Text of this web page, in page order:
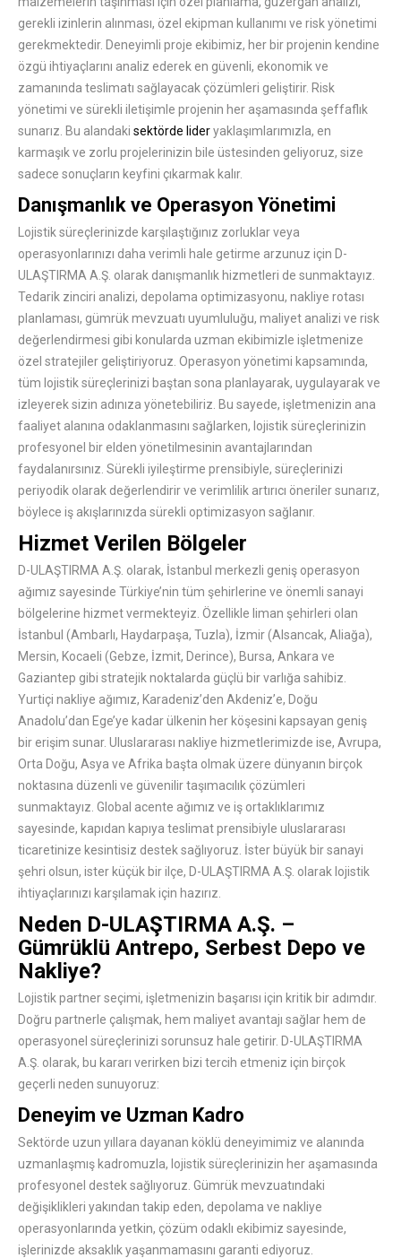
gerekli izinlerin alınması, özel ekipman kullanımı ve risk yönetimi
gerekmektedir. Deneyimli proje ekibimiz, her bir projenin kendine
özgü ihtiyaçlarını analiz ederek en güvenli, ekonomik ve
zamanında teslimatı sağlayacak çözümleri geliştirir. Risk
yönetimi ve sürekli iletişimle projenin her aşamasında şeffaflık
sunarız. Bu alandaki sektörde lideryaklaşımlarımızla, en
karmaşık ve zorlu projelerinizin bile üstesinden geliyoruz, size
sadece sonuçların keyfini çıkarmak kalır.
Danışmanlık ve Operasyon Yönetimi
Lojistik süreçlerinizde karşılaştığınız zorluklar veya
operasyonlarınızı daha verimli hale getirme arzunuz için D-
ULAŞTIRMA A.Ş. olarak danışmanlık hizmetleri de sunmaktayız.
Tedarik zinciri analizi, depolama optimizasyonu, nakliye rotası
planlaması, gümrük mevzuatı uyumluluğu, maliyet analizi ve risk
değerlendirmesi gibi konularda uzman ekibimizle işletmenize
özel stratejiler geliştiriyoruz. Operasyon yönetimi kapsamında,
tüm lojistik süreçlerinizi baştan sona planlayarak, uygulayarak ve
izleyerek sizin adınıza yönetebiliriz. Bu sayede, işletmenizin ana
faaliyet alanına odaklanmasını sağlarken, lojistik süreçlerinizin
profesyonel bir elden yönetilmesinin avantajlarından
faydalanırsınız. Sürekli iyileştirme prensibiyle, süreçlerinizi
periyodik olarak değerlendirir ve verimlilik artırıcı öneriler sunarız,
böylece iş akışlarınızda sürekli optimizasyon sağlanır.
Hizmet Verilen Bölgeler
D-ULAŞTIRMA A.Ş. olarak, İstanbul merkezli geniş operasyon
ağımız sayesinde Türkiye’nin tüm şehirlerine ve önemli sanayi
bölgelerine hizmet vermekteyiz. Özellikle liman şehirleri olan
İstanbul (Ambarlı, Haydarpaşa, Tuzla), İzmir (Alsancak, Aliağa),
Mersin, Kocaeli (Gebze, İzmit, Derince), Bursa, Ankara ve
Gaziantep gibi stratejik noktalarda güçlü bir varlığa sahibiz.
Yurtiçi nakliye ağımız, Karadeniz’den Akdeniz’e, Doğu
Anadolu’dan Ege’ye kadar ülkenin her köşesini kapsayan geniş
bir erişim sunar. Uluslararası nakliye hizmetlerimizde ise, Avrupa,
Orta Doğu, Asya ve Afrika başta olmak üzere dünyanın birçok
noktasına düzenli ve güvenilir taşımacılık çözümleri
sunmaktayız. Global acente ağımız ve iş ortaklıklarımız
sayesinde, kapıdan kapıya teslimat prensibiyle uluslararası
ticaretinize kesintisiz destek sağlıyoruz. İster büyük bir sanayi
şehri olsun, ister küçük bir ilçe, D-ULAŞTIRMA A.Ş. olarak lojistik
ihtiyaçlarınızı karşılamak için hazırız.
Neden D-ULAŞTIRMA A.Ş. –
Gümrüklü Antrepo, Serbest Depo ve
Nakliye?
Lojistik partner seçimi, işletmenizin başarısı için kritik bir adımdır.
Doğru partnerle çalışmak, hem maliyet avantajı sağlar hem de
operasyonel süreçlerinizi sorunsuz hale getirir. D-ULAŞTIRMA
A.Ş. olarak, bu kararı verirken bizi tercih etmeniz için birçok
geçerli neden sunuyoruz:
Deneyim ve Uzman Kadro
Sektörde uzun yıllara dayanan köklü deneyimimiz ve alanında
uzmanlaşmış kadromuzla, lojistik süreçlerinizin her aşamasında
profesyonel destek sağlıyoruz. Gümrük mevzuatındaki
değişiklikleri yakından takip eden, depolama ve nakliye
operasyonlarında yetkin, çözüm odaklı ekibimiz sayesinde,
işlerinizde aksaklık yaşanmamasını garanti ediyoruz.